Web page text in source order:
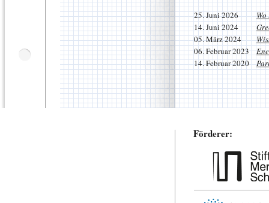
25. Juni 2026
14. Juni 2024
05. März 2024
06. Februar 2023
14. Februar 2020
Förderer: